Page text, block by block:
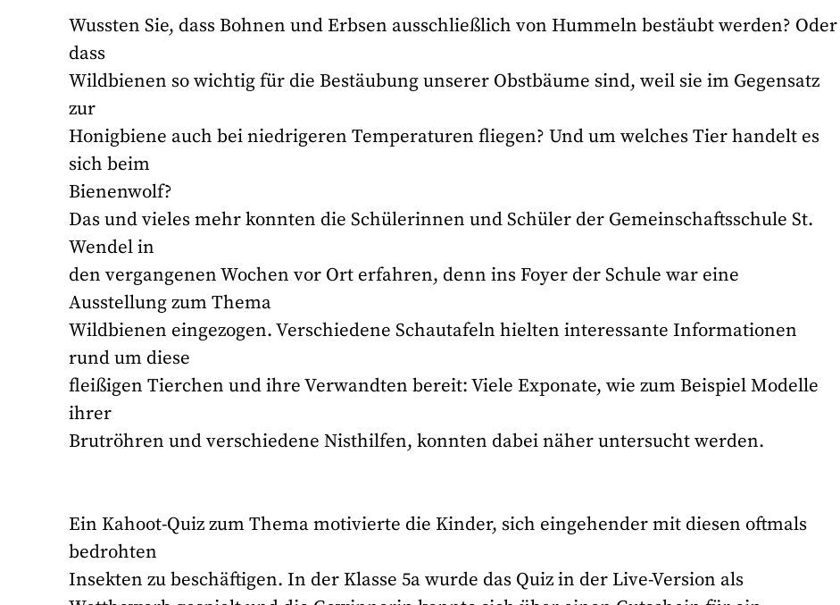
Wussten Sie, dass Bohnen und Erbsen ausschließlich von Hummeln bestäubt werden? Oder
dass
Wildbienen so wichtig für die Bestäubung unserer Obstbäume sind, weil sie im Gegensatz
zur
Honigbiene auch bei niedrigeren Temperaturen fliegen? Und um welches Tier handelt es
sich beim
Bienenwolf?
Das und vieles mehr konnten die Schülerinnen und Schüler der Gemeinschaftsschule St.
Wendel in
den vergangenen Wochen vor Ort erfahren, denn ins Foyer der Schule war eine
Ausstellung zum Thema
Wildbienen eingezogen. Verschiedene Schautafeln hielten interessante Informationen
rund um diese
fleißigen Tierchen und ihre Verwandten bereit: Viele Exponate, wie zum Beispiel Modelle
ihrer
Brutröhren und verschiedene Nisthilfen, konnten dabei näher untersucht werden.
Ein Kahoot-Quiz zum Thema motivierte die Kinder, sich eingehender mit diesen oftmals
bedrohten
Insekten zu beschäftigen. In der Klasse 5a wurde das Quiz in der Live-Version als